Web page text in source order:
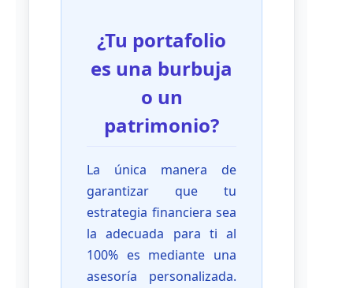
¿Tu portafolio
es una burbuja
o un
patrimonio?
La única manera de
garantizar que tu
estrategia financiera sea
la adecuada para ti al
100% es mediante una
asesoría personalizada.